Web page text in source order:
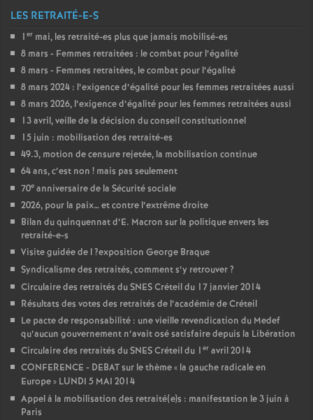
LES RETRAITÉ-E-S
1 er mai, les retraité-es plus que jamais mobilisé-es
8 mars - Femmes retraitées : le combat pour l’égalité
8 mars - Femmes retraitées, le combat pour l’égalité
8 mars 2024 : l’exigence d’égalité pour les femmes retraitées aussi
8 mars 2026, l’exigence d’égalité pour les femmes retraitées aussi
13 avril, veille de la décision du conseil constitutionnel
15 juin : mobilisation des retraité-es
49.3, motion de censure rejetée, la mobilisation continue
64 ans, c’est non ! mais pas seulement
70e anniversaire de la Sécurité sociale
2026, pour la paix… et contre l’extrême droite
Bilan du quinquennat d’E. Macron sur la politique envers les
retraité-e-s
Visite guidée de l?exposition George Braque
Syndicalisme des retraités, comment s’y retrouver?
Circulaire des retraités duSNESCréteil du 17 janvier 2014
Résultats des votes des retraités de l’académie de Créteil
Le pacte de responsabilité : une vieille revendication du Medef
qu’aucun gouvernement n’avait osé satisfaire depuis la Libération
Circulaire des retraités duSNESCréteil du 1 er avril 2014
CONFERENCE - DEBATsur le thème « la gauche radicale en
Europe» LUNDI 5 MAI 2014
Appel à la mobilisation des retraité(e)s : manifestation le 3 juin à
Paris